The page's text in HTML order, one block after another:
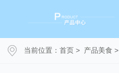
当前位置： 首页 > 产品美食 >